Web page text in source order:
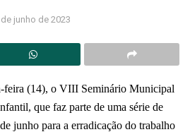
junho de 2023
feira (14), o VIII Seminário Municipal
que faz parte de uma série de
junho para a erradicação do trabalho